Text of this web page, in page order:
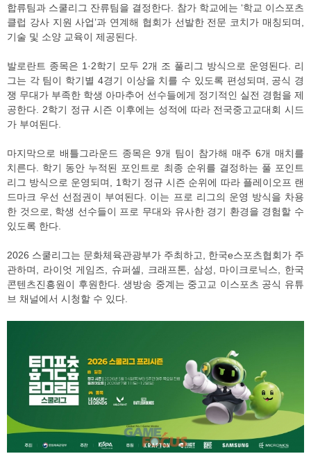
합류팀과 스쿨리그 잔류팀을 결정한다. 참가 학교에는 ‘학교 이스포츠
클럽 강사 지원 사업’과 연계해 협회가 선발한 전문 코치가 매칭되며,
기술 및 소양 교육이 제공된다.
발로란트 종목은 1·2학기 모두 2개 조 풀리그 방식으로 운영된다. 리
그는 각 팀이 학기별 4경기 이상을 치를 수 있도록 편성되며, 공식 경
쟁 무대가 부족한 학생 아마추어 선수들에게 정기적인 실전 경험을 제
공한다. 2학기 정규 시즌 이후에는 성적에 따라 전국중고교대회 시드
가 부여된다.
마지막으로 배틀그라운드 종목은 9개 팀이 참가해 매주 6개 매치를
치른다. 학기 동안 누적된 포인트로 최종 순위를 결정하는 풀 포인트
리그 방식으로 운영되며, 1학기 정규 시즌 순위에 따라 플레이오프 랜
드마크 우선 선점권이 부여된다. 이는 프로 리그의 운영 방식을 차용
한 것으로, 학생 선수들이 프로 무대와 유사한 경기 환경을 경험할 수
있도록 한다.
2026 스쿨리그는 문화체육관광부가 주최하고, 한국e스포츠협회가 주
관하며, 라이엇 게임즈, 슈퍼셀, 크래프톤, 삼성, 마이크로닉스, 한국
콘텐츠진흥원이 후원한다. 생방송 중계는 중고교 이스포츠 공식 유튜
브 채널에서 시청할 수 있다.